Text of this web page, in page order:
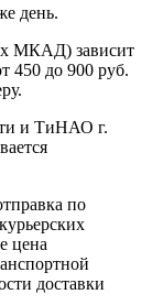
день.
МКАД) зависит
450 до 900 руб.
и ТиНАО г.
по
цена
доставки